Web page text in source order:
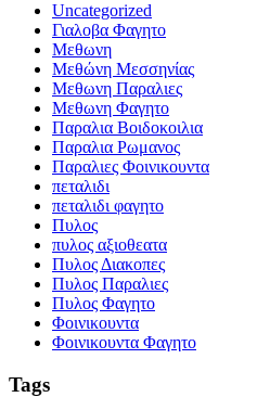
Uncategorized
Γιαλοβα Φαγητο
Μεθωνη
Μεθώνη Μεσσηνίας
Μεθωνη Παραλιες
Μεθωνη Φαγητο
Παραλια Βοιδοκοιλια
Παραλια Ρωμανος
Παραλιες Φοινικουντα
πεταλιδι
πεταλιδι φαγητο
Πυλος
πυλος αξιοθεατα
Πυλος Διακοπες
Πυλος Παραλιες
Πυλος Φαγητο
Φοινικουντα
Φοινικουντα Φαγητο
Tags